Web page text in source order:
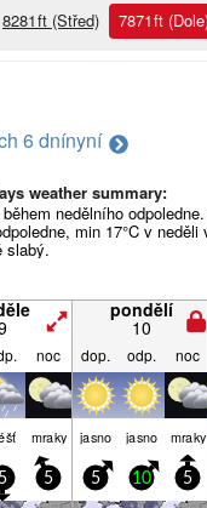
8281ft (Střed) 7871ft
6 dnínyní
weather summary:
nedělního
min 17°C v
slabý.
pondělí
10
noc dop. odp. noc
mraky jasno jasno mraky
5 5 5 10 5